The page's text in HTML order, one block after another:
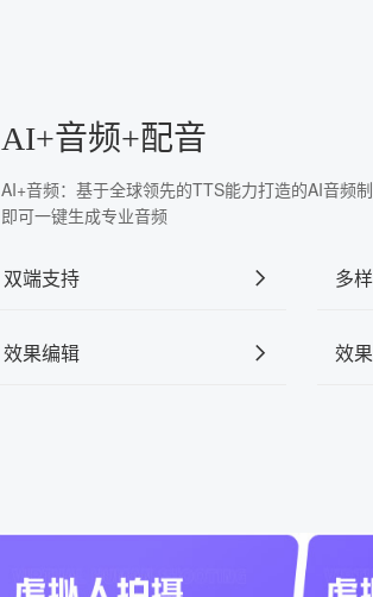
AI+音频+配音
AI+音频：基于全球领先的TTS能力打造的AI音频
即可一键生成专业音频
双端支持 多
效果编辑 效